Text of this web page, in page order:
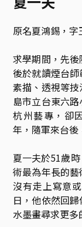
原名夏鴻錫，字
求學期間，先後
後於就讀煙台
素描、透視等
島市立台東六
杭州藝專，卻
年，隨軍來台後
夏一夫於51歲
術最為年長的藝
沒有走上寫意
日，他依然回